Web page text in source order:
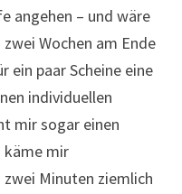
angehen – und wäre
Wochen am Ende
ein paar Scheine eine
individuellen
mir sogar einen
käme mir
Minuten ziemlich